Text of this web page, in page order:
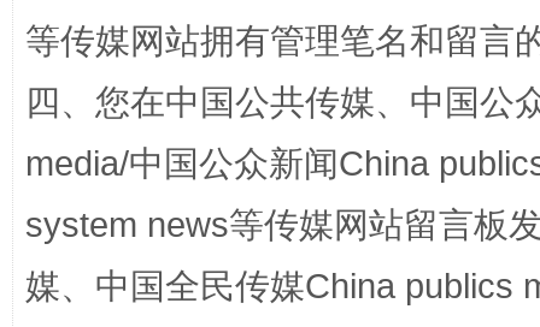
国家大学科技园优化重塑工作
等传媒网站拥有管理笔名和留言
四、您在中国公共传媒、中国公
media/中国公众新闻China
system news等传媒网站留言板
媒、中国全民传媒China publics